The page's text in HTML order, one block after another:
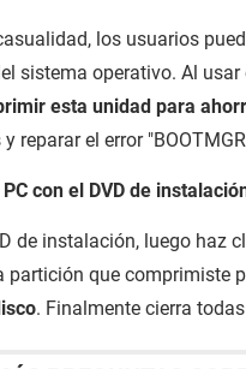
los usuarios
sistema operativo. Al usar
esta unidad para
reparar el error
con el DVD de
de instalación, luego haz
partición que comprimiste
. Finalmente cierra